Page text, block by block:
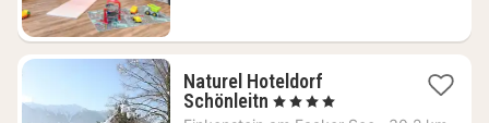
Naturel Hoteldorf
Schönleitn 1
, 4 Stjerner